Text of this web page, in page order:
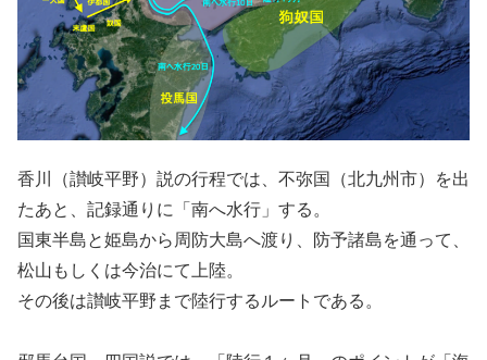
香川（讃岐平野）説の行程では、不弥国（北九州市）を出
たあと、記録通りに「南へ水行」する。
国東半島と姫島から周防大島へ渡り、防予諸島を通って、
松山もしくは今治にて上陸。
その後は讃岐平野まで陸行するルートである。